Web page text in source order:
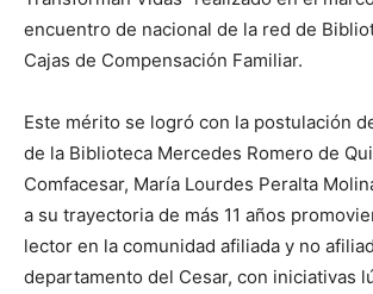
encuentro de nacional de la red de
Cajas de Compensación Familiar.
Este mérito se logró con la postulación
de la Biblioteca Mercedes Romero de
Comfacesar, María Lourdes Peralta
a su trayectoria de más 11 años
lector en la comunidad afiliada y no
departamento del Cesar, con iniciativas